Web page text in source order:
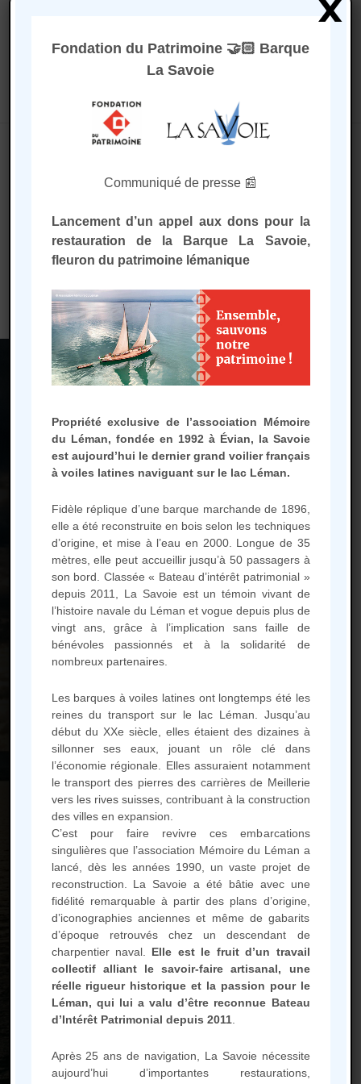
Promenades sur le Léman /Sorties à
Départ de Nernier
Aucun produit ne correspond à
votre sélection.
Une question, une envie
particulière,
la Barque ?
N’hésitez pas à consulter notre
FAQ ou à nous contacter
FAQ
Mémoire du Léman – Barque La Savoie
1 place du Port de commerce
74500 Evian les Bains
Calendrier des sorties de la
Barque
Mentions légales
Fondation du Patrimoine 🤝🏻 Barque
La Savoie
Communiqué de presse 📰
Lancement d’un appel aux dons pour la
restauration de la Barque La Savoie,
fleuron du patrimoine lémanique
Propriété exclusive de l’association Mémoire
du Léman, fondée en 1992 à Évian, la Savoie
est aujourd’hui le dernier grand voilier français
à voiles latines naviguant sur le lac Léman.
Fidèle réplique d’une barque marchande de 1896,
elle a été reconstruite en bois selon les techniques
d’origine, et mise à l’eau en 2000. Longue de 35
mètres, elle peut accueillir jusqu’à 50 passagers à
son bord. Classée « Bateau d’intérêt patrimonial »
depuis 2011, La Savoie est un témoin vivant de
l’histoire navale du Léman et vogue depuis plus de
vingt ans, grâce à l’implication sans faille de
bénévoles passionnés et à la solidarité de
nombreux partenaires.
Les barques à voiles latines ont longtemps été les
reines du transport sur le lac Léman. Jusqu’au
début du XXe siècle, elles étaient des dizaines à
sillonner ses eaux, jouant un rôle clé dans
l’économie régionale. Elles assuraient notamment
le transport des pierres des carrières de Meillerie
vers les rives suisses, contribuant à la construction
des villes en expansion.
C’est pour faire revivre ces embarcations
singulières que l’association Mémoire du Léman a
lancé, dès les années 1990, un vaste projet de
reconstruction. La Savoie a été bâtie avec une
fidélité remarquable à partir des plans d’origine,
d’iconographies anciennes et même de gabarits
d’époque retrouvés chez un descendant de
charpentier naval. Elle est le fruit d’un travail
collectif alliant le savoir-faire artisanal, une
réelle rigueur historique et la passion pour le
Léman, qui lui a valu d’être reconnue Bateau
d’Intérêt Patrimonial depuis 2011.
Après 25 ans de navigation, La Savoie nécessite
aujourd’hui d’importantes restaurations,